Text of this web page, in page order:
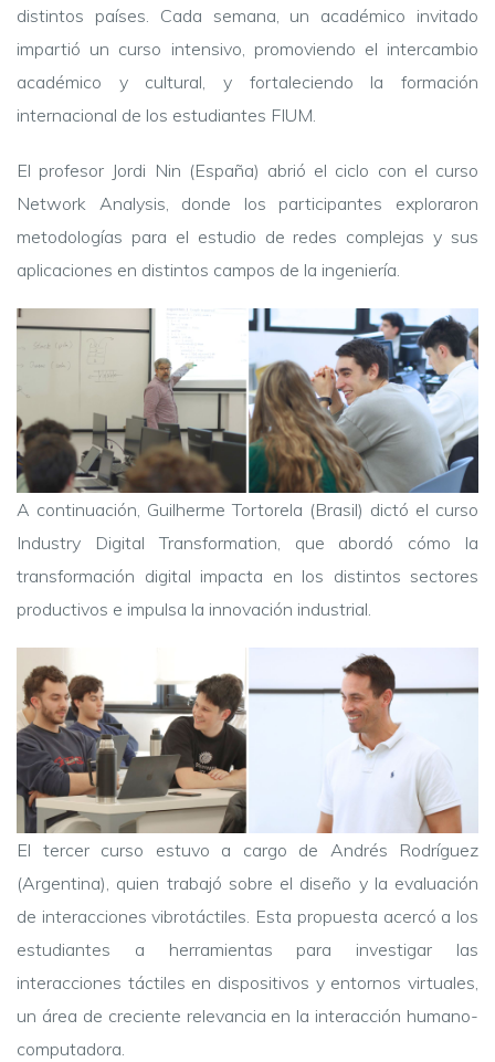
distintos países. Cada semana, un académico invitado
impartió un curso intensivo, promoviendo el intercambio
académico y cultural, y fortaleciendo la formación
internacional de los estudiantes FIUM.
El profesor Jordi Nin (España) abrió el ciclo con el curso
Network Analysis, donde los participantes exploraron
metodologías para el estudio de redes complejas y sus
aplicaciones en distintos campos de la ingeniería.
A continuación, Guilherme Tortorela (Brasil) dictó el curso
Industry Digital Transformation, que abordó cómo la
transformación digital impacta en los distintos sectores
productivos e impulsa la innovación industrial.
El tercer curso estuvo a cargo de Andrés Rodríguez
(Argentina), quien trabajó sobre el diseño y la evaluación
de interacciones vibrotáctiles. Esta propuesta acercó a los
estudiantes a herramientas para investigar las
interacciones táctiles en dispositivos y entornos virtuales,
un área de creciente relevancia en la interacción humano-
computadora.